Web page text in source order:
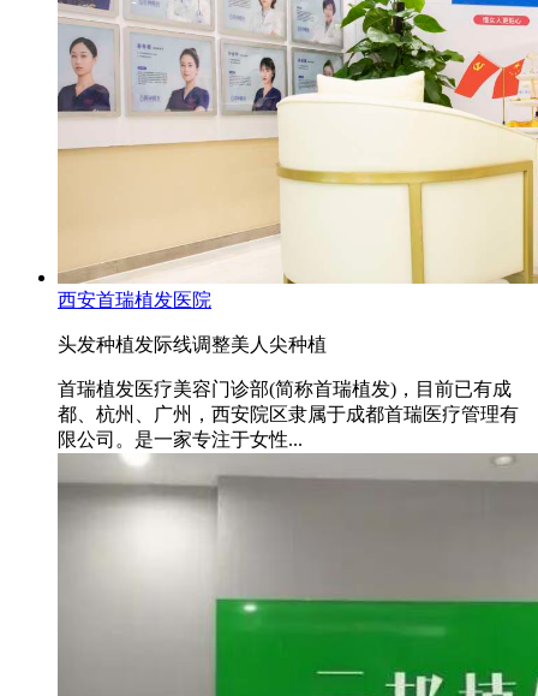
西安首瑞植发医院
头发种植发际线调整美人尖种植
首瑞植发医疗美容门诊部(简称首瑞植发)，目前已有成
都、杭州、广州，西安院区隶属于成都首瑞医疗管理有
限公司。是一家专注于女性...